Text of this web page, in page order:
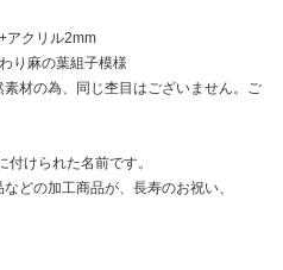
アクリル2mm
り麻の葉組子模様
材の為、同じ杢目はございません。ご
けられた名前です。
どの加工商品が、長寿のお祝い、